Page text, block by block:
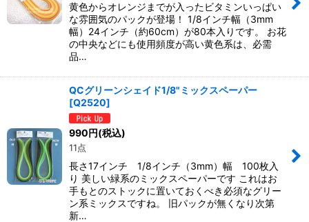
黄色からオレンジまでが入ったビタミンいっぱい
な雰囲気のパックが登場！ 1/8インチ幅（3mm
幅）24インチ（約60cm）が80本入りです。 お花
の中央などにも使用頻度が高い黄色系は、必需
品…
QCグリーンシェイド1/8"ミックスペーパー
[Q2520]
990円(税込)
11点
長さ17インチ 1/8インチ（3mm）幅 100枚入
り 美しい緑系のミックスペーパーです これはお
手もとのストックに置いておくべき必須なグリー
ン系ミックスですね。 旧パックが無くなり次第
新…